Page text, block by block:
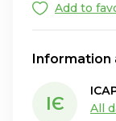
Add to
Information
ІЄ
All